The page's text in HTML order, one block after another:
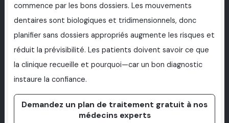
commence par les bons dossiers. Les mouvements
dentaires sont biologiques et tridimensionnels, donc
planifier sans dossiers appropriés augmente les risques et
réduit la prévisibilité. Les patients doivent savoir ce que
la clinique recueille et pourquoi—car un bon diagnostic
instaure la confiance.
Demandez un plan de traitement gratuit à nos
médecins experts